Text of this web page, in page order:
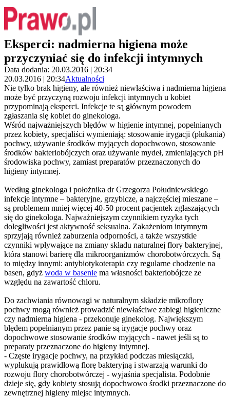
Eksperci: nadmierna higiena może
przyczyniać się do infekcji intymnych
Data dodania: 20.03.2016 | 20:34
20.03.2016 | 20:34Aktualności
Nie tylko brak higieny, ale również niewłaściwa i nadmierna higiena
może być przyczyną rozwoju infekcji intymnych u kobiet
przypominają eksperci. Infekcje te są głównym powodem
zgłaszania się kobiet do ginekologa.
Wśród najważniejszych błędów w higienie intymnej, popełnianych
przez kobiety, specjaliści wymieniają: stosowanie irygacji (płukania)
pochwy, używanie środków myjących dopochwowo, stosowanie
środków bakteriobójczych oraz używanie mydeł, zmieniających pH
środowiska pochwy, zamiast preparatów przeznaczonych do
higieny intymnej.
Według ginekologa i położnika dr Grzegorza Południewskiego
infekcje intymne – bakteryjne, grzybicze, a najczęściej mieszane –
są problemem mniej więcej 40-50 procent pacjentek zgłaszających
się do ginekologa. Najważniejszym czynnikiem ryzyka tych
dolegliwości jest aktywność seksualna. Zakażeniom intymnym
sprzyjają również zaburzenia odporności, a także wszystkie
czynniki wpływające na zmiany składu naturalnej flory bakteryjnej,
która stanowi barierę dla mikroorganizmów chorobotwórczych. Są
to między innymi: antybiotykoterapia czy regularne chodzenie na
basen, gdyż woda w basenie ma własności bakteriobójcze ze
względu na zawartość chloru.
Do zachwiania równowagi w naturalnym składzie mikroflory
pochwy mogą również prowadzić niewłaściwe zabiegi higieniczne
czy nadmierna higiena - przekonuje ginekolog. Największym
błędem popełnianym przez panie są irygacje pochwy oraz
dopochwowe stosowanie środków myjących - nawet jeśli są to
preparaty przeznaczone do higieny intymnej.
- Częste irygacje pochwy, na przykład podczas miesiączki,
wypłukują prawidłową florę bakteryjną i stwarzają warunki do
rozwoju flory chorobotwórczej - wyjaśnia specjalista. Podobnie
dzieje się, gdy kobiety stosują dopochwowo środki przeznaczone do
zewnętrznej higieny miejsc intymnych.